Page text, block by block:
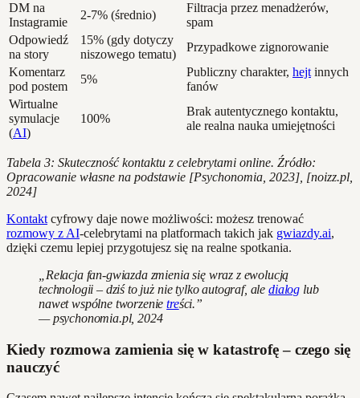
DM na
Instagramie
2-7% (średnio)
Filtracja przez menadżerów,
spam
Odpowiedź
na story
15% (gdy dotyczy
niszowego tematu)
Przypadkowe zignorowanie
Komentarz
pod postem
5%
Publiczny charakter, hejt innych
fanów
Wirtualne
symulacje
(AI)
100%
Brak autentycznego kontaktu,
ale realna nauka umiejętności
Tabela 3: Skuteczność kontaktu z celebrytami online. Źródło:
Opracowanie własne na podstawie [Psychonomia, 2023], [noizz.pl,
2024]
Kontakt cyfrowy daje nowe możliwości: możesz trenować
rozmowy z AI-celebrytami na platformach takich jak gwiazdy.ai,
dzięki czemu lepiej przygotujesz się na realne spotkania.
„Relacja fan-gwiazda zmienia się wraz z ewolucją
technologii – dziś to już nie tylko autograf, ale dialog lub
nawet wspólne tworzenietreści.”
— psychonomia.pl, 2024
Kiedy rozmowa zamienia się w katastrofę – czego się
nauczyć